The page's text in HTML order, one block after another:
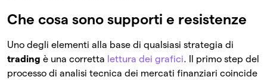
Che cosa sono supporti e resistenze
Uno degli elementi alla base di qualsiasi strategia di
trading è una corretta lettura dei grafici. Il primo step del
processo di analisi tecnica dei mercati finanziari coincide